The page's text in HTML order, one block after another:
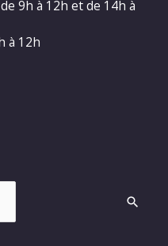
9h à 12h et de 14h à
à 12h